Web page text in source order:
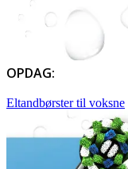
OPDAG:
Eltandbørster til voksne